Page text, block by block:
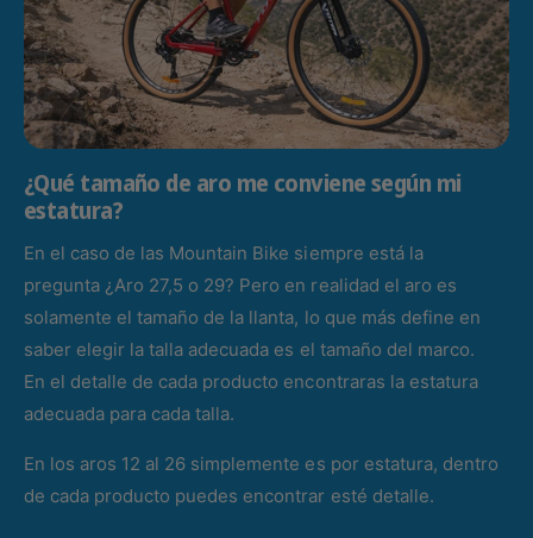
¿Qué tamaño de aro me conviene según mi
estatura?
En el caso de las Mountain Bike siempre está la
pregunta ¿Aro 27,5 o 29? Pero en realidad el aro es
solamente el tamaño de la llanta, lo que más define en
saber elegir la talla adecuada es el tamaño del marco.
En el detalle de cada producto encontraras la estatura
adecuada para cada talla.
En los aros 12 al 26 simplemente es por estatura, dentro
de cada producto puedes encontrar esté detalle.